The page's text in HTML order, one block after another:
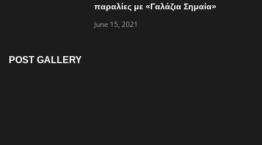
παραλίες με «Γαλάζια Σημαία»
June 15, 2021
POST GALLERY